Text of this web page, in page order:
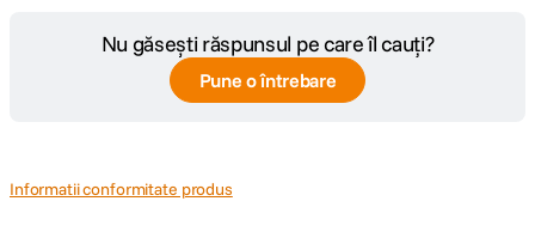
Nu găsești răspunsul pe care îl cauți?
Pune o întrebare
Informatii conformitate produs